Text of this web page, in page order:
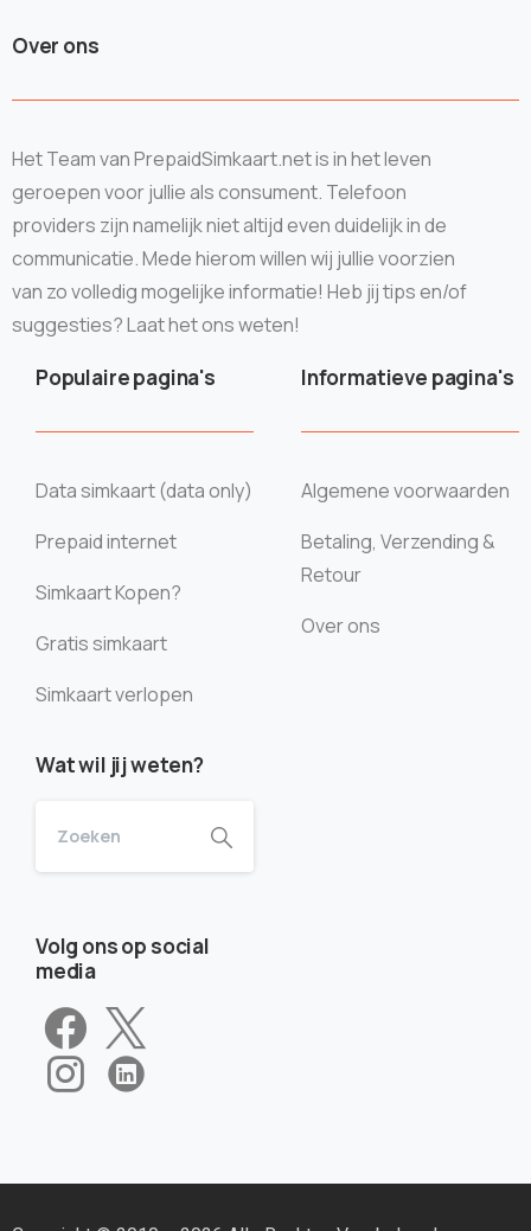
Over ons
Het Team van PrepaidSimkaart.net is in het leven
geroepen voor jullie als consument. Telefoon
providers zijn namelijk niet altijd even duidelijk in de
communicatie. Mede hierom willen wij jullie voorzien
van zo volledig mogelijke informatie! Heb jij tips en/of
suggesties? Laat het ons weten!
Populaire pagina's
Data simkaart (data only)
Prepaid internet
Simkaart Kopen?
Gratis simkaart
Simkaart verlopen
Informatieve pagina's
Algemene voorwaarden
Betaling, Verzending &
Retour
Over ons
Wat wil jij weten?
Volg ons op social
media